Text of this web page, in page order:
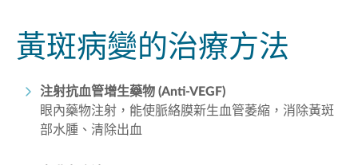
黃斑病變的治療方法
注射抗血管增生藥物 (Anti-VEGF)
眼內藥物注射，能使脈絡膜新生血管萎縮，消除黃斑
部水腫、清除出血